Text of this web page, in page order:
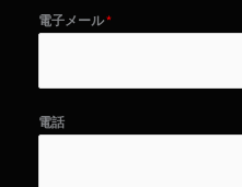
電子メール*
電話